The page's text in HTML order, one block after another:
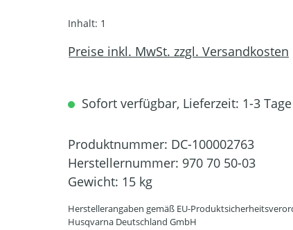
Inhalt: 1
Preise inkl. MwSt. zzgl. Versandkosten
Sofort verfügbar, Lieferzeit: 1-3 Tage
Produktnummer: DC-100002763
Herstellernummer: 970 70 50-03
Gewicht: 15 kg
Herstellerangaben gemäß EU-
Husqvarna Deutschland GmbH